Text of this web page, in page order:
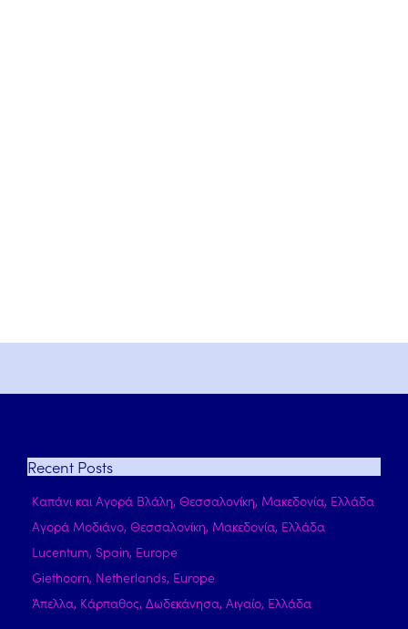
Recent Posts
Καπάνι και Αγορά Βλάλη, Θεσσαλονίκη, Μακεδονία, Ελλάδα
Αγορά Μοδιάνο, Θεσσαλονίκη, Μακεδονία, Ελλάδα
Lucentum, Spain, Europe
Giethoorn, Netherlands, Europe
Άπελλα, Κάρπαθος, Δωδεκάνησα, Αιγαίο, Ελλάδα